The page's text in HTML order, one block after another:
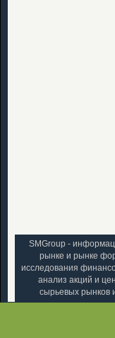
SMGroup -
рынке и рынке
исследования
анализ акций и
сырьевых рынков